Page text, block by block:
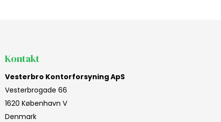
Kontakt
Vesterbro Kontorforsyning ApS
Vesterbrogade 66
1620 København V
Denmark